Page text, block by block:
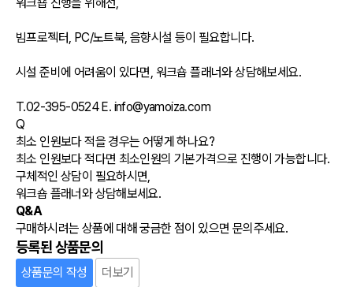
빔프로젝터, PC/노트북, 음향시설 등이 필요합니다.
시설 준비에 어려움이 있다면, 워크숍 플래너와 상담해보세요.
T.02-395-0524 E. info@yamoiza.com
Q
최소 인원보다 적을 경우는 어떻게 하나요?
최소 인원보다 적다면 최소인원의 기본가격으로 진행이 가능합니다.
구체적인 상담이 필요하시면,
워크숍 플래너와 상담해보세요.
Q&A
구매하시려는 상품에 대해 궁금한 점이 있으면 문의주세요.
등록된 상품문의
상품문의 작성
더보기